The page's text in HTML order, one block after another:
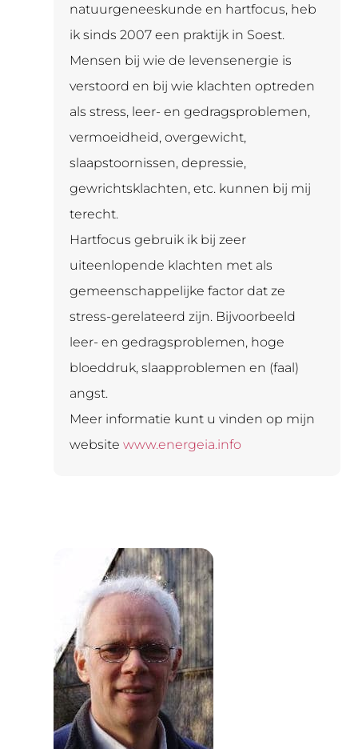
natuurgeneeskunde en hartfocus, heb
ik sinds 2007 een praktijk in Soest.
Mensen bij wie de levensenergie is
verstoord en bij wie klachten optreden
als stress, leer- en gedragsproblemen,
vermoeidheid, overgewicht,
slaapstoornissen, depressie,
gewrichtsklachten, etc. kunnen bij mij
terecht.
Hartfocus gebruik ik bij zeer
uiteenlopende klachten met als
gemeenschappelijke factor dat ze
stress-gerelateerd zijn. Bijvoorbeeld
leer- en gedragsproblemen, hoge
bloeddruk, slaapproblemen en (faal)
angst.
Meer informatie kunt u vinden op mijn
website www.energeia.info